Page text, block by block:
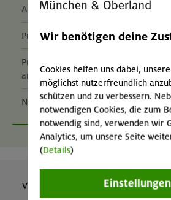
Alter
Preis für Mitglieder
Preis für Mitglieder
anderer Sektionen
Nichtmitglieder
Vergangene Veranstaltungen
Wir benötigen deine
Cookies helfen uns dabei,
möglichst nutzerfreundlich
schützen und zu verbessern.
notwendigen Cookies, die zum
notwendig sind, verwenden wir
Analytics, um unsere Seite
(Details)
Einstellungen